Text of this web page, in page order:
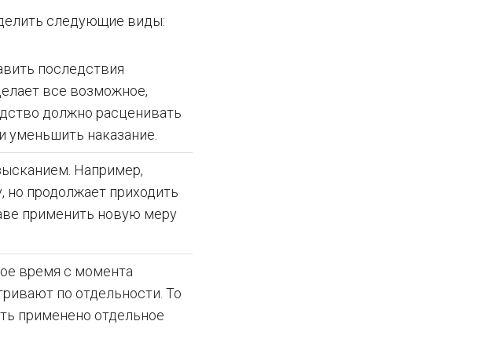
следующие виды:
последствия
все возможное,
должно расценивать
уменьшить наказание.
Например,
но продолжает приходить
применить новую меру
время с момента
по отдельности. То
применено отдельное